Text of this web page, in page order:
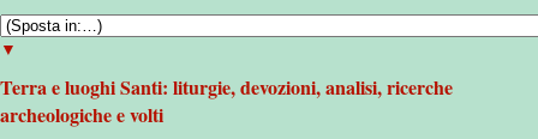
▼
Terra e luoghi Santi: liturgie, devozioni, analisi, ricerche
archeologiche e volti